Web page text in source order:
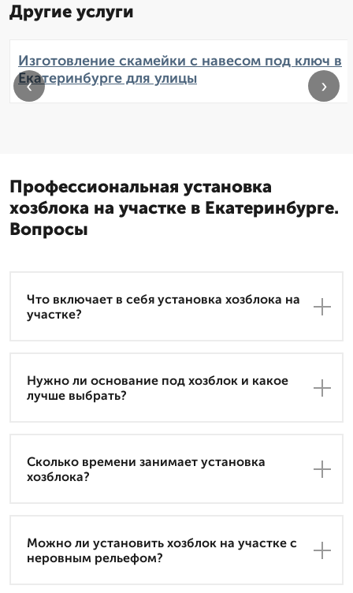
Другие услуги
Изготовление скамейки с навесом под ключ в
Екатеринбурге для улицы
‹ ›
Профессиональная установка
хозблока на участке в Екатеринбурге.
Вопросы
Что включает в себя установка хозблока на
участке?
Нужно ли основание под хозблок и какое
лучше выбрать?
Сколько времени занимает установка
хозблока?
Можно ли установить хозблок на участке с
неровным рельефом?